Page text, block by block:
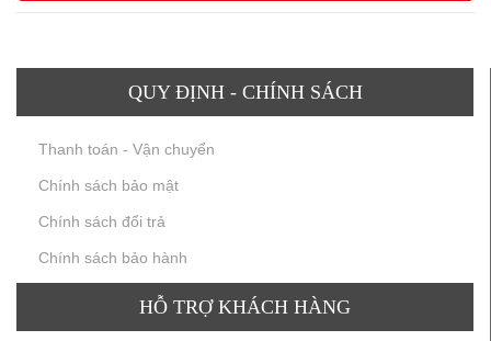
QUY ĐỊNH - CHÍNH SÁCH
Thanh toán - Vận chuyển
Chính sách bảo mật
Chính sách đổi trả
Chính sách bảo hành
HỖ TRỢ KHÁCH HÀNG